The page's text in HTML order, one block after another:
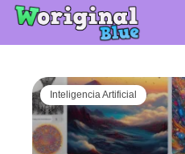
Inteligencia Artificial